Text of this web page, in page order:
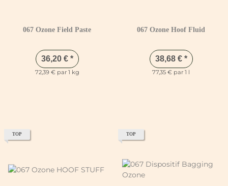
067 Ozone Field Paste
36,20 € *
72,39 € par 1 kg
067 Ozone Hoof Fluid
38,68 € *
77,35 € par 1 l
TOP TOP